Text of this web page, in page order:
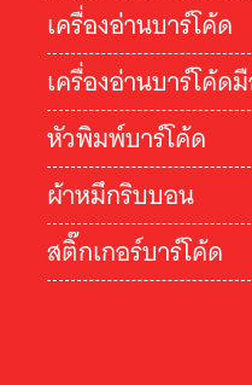
เครื่องอ่านบาร์โค้ด
เครื่องอ่านบาร์โค้ด
หัวพิมพ์บาร์โค้ด
ผ้าหมึกริบบอน
สติ๊กเกอร์บาร์โค้ด